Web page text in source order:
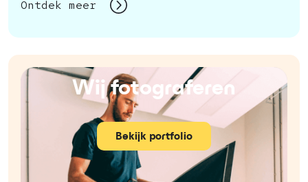
Ontdek meer
Wij fotograferen
Bekijk portfolio